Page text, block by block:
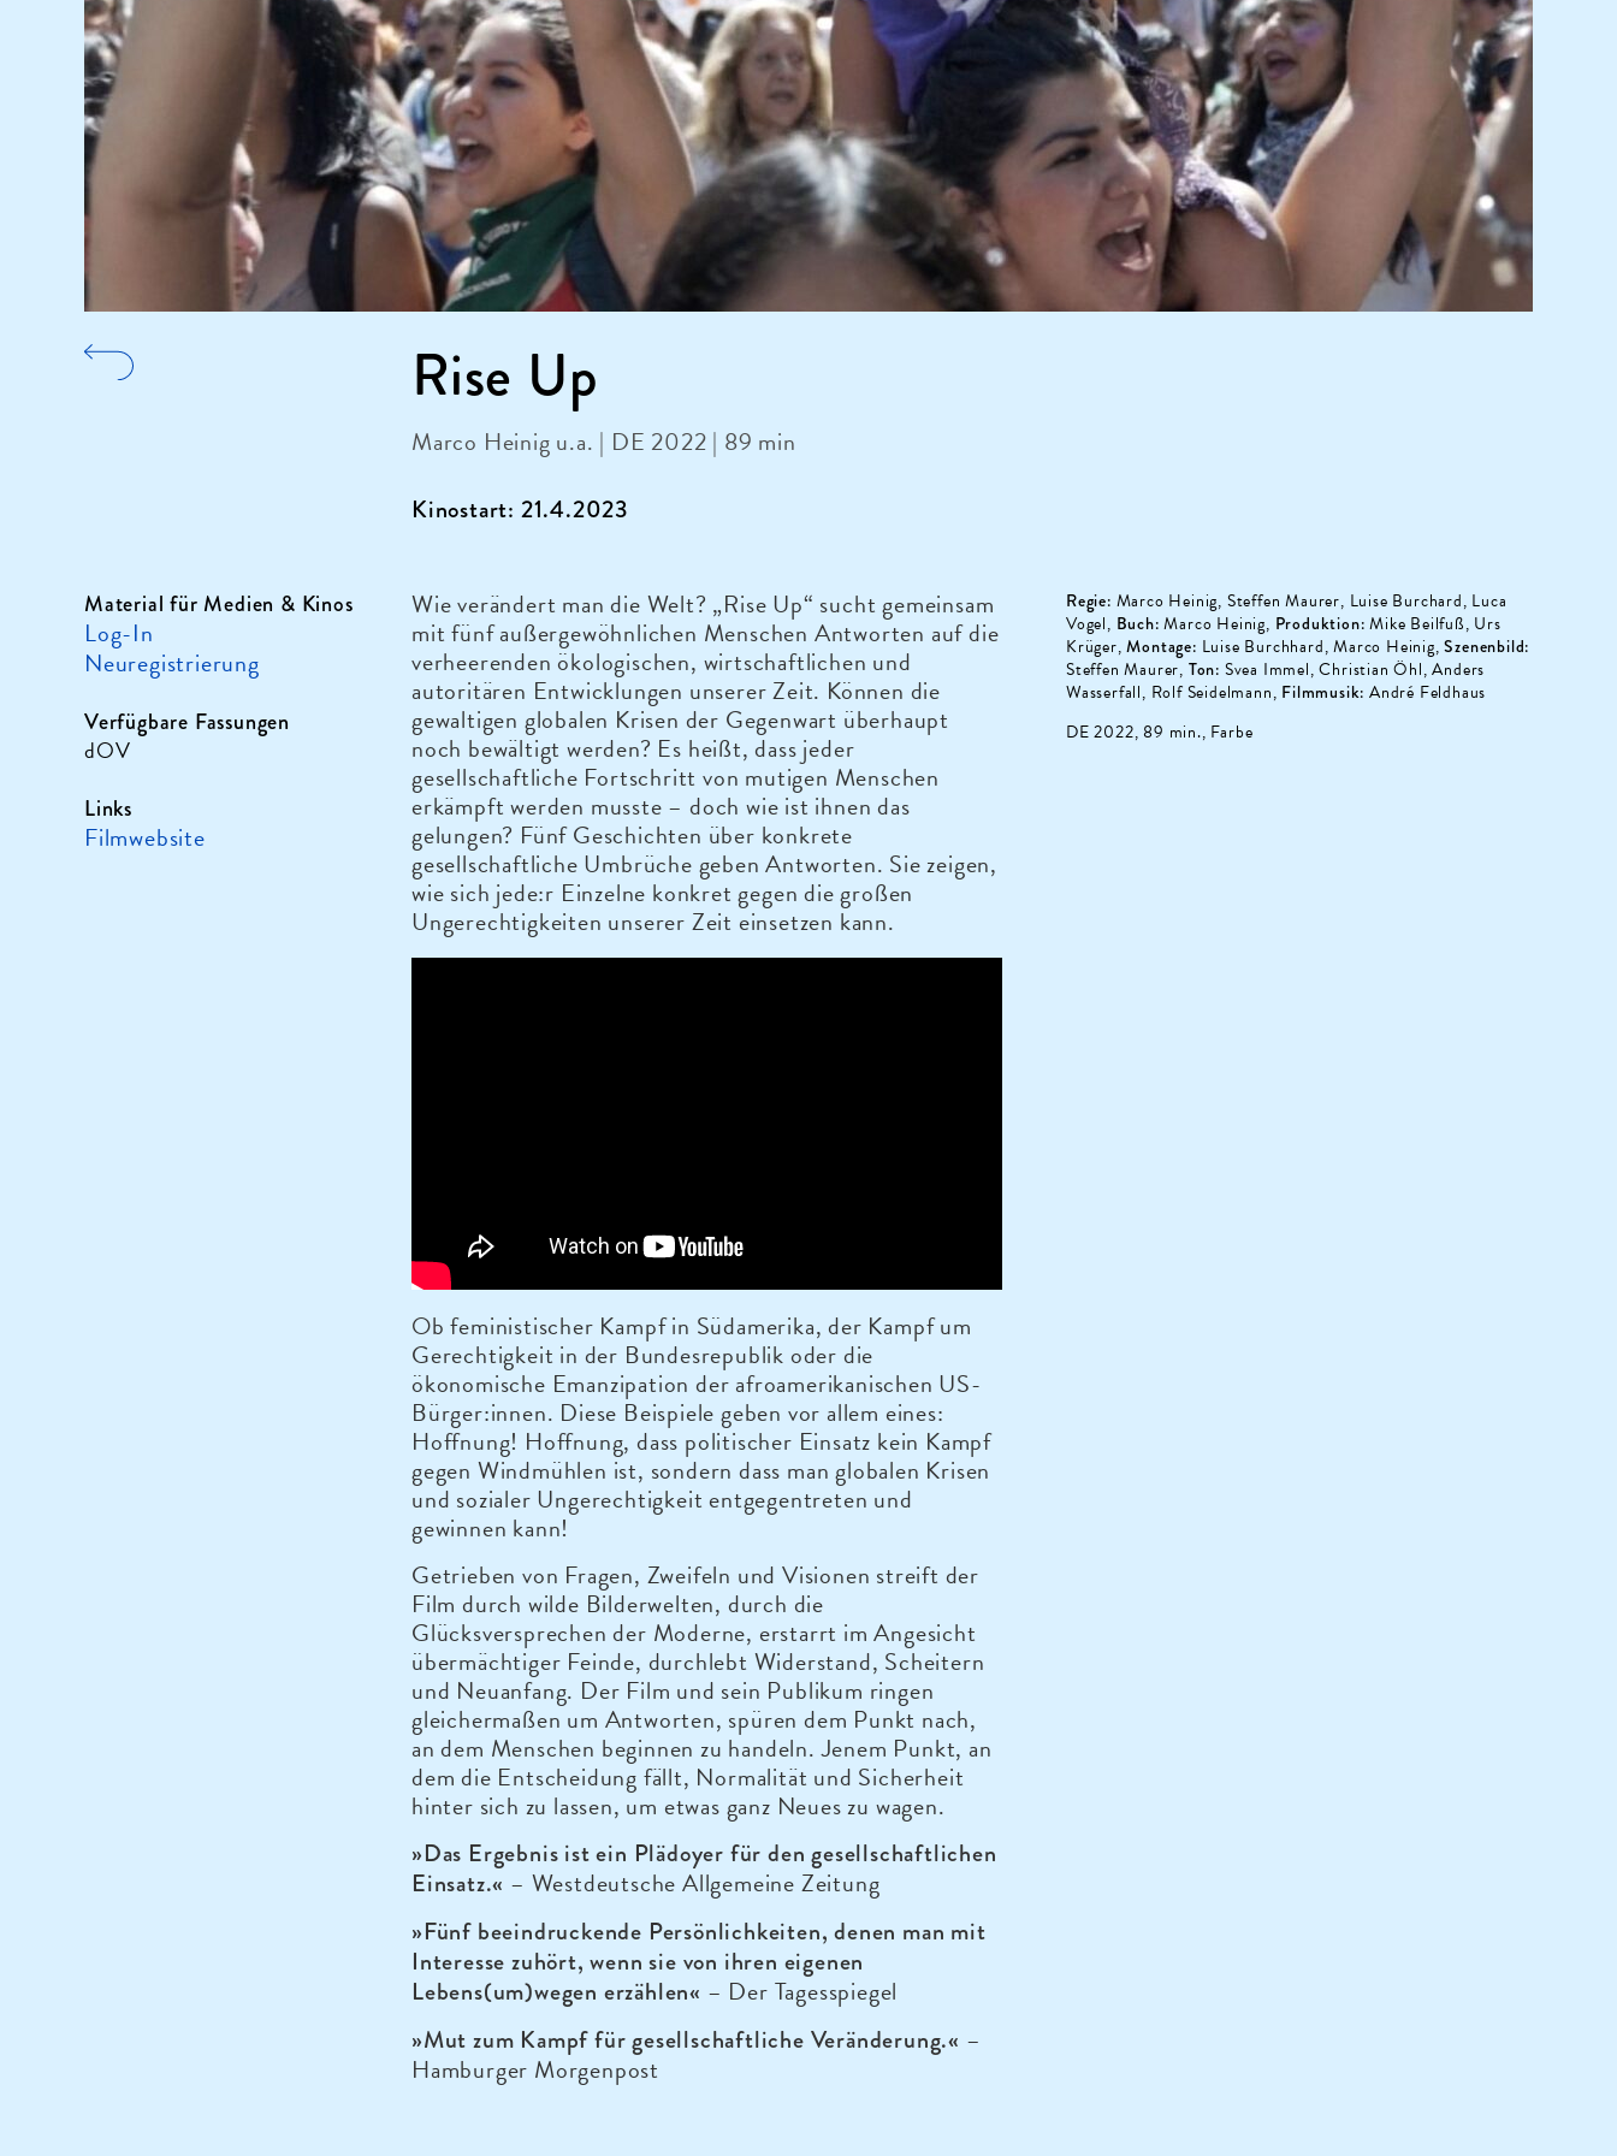
Rise Up
Marco Heinig u.a. | DE 2022 | 89 min
Kinostart: 21.4.2023
Material für Medien & Kinos
Log-In
Neuregistrierung
Verfügbare Fassungen
dOV
Links
Filmwebsite
Wie verändert man die Welt? „Rise Up“ sucht gemeinsam
mit fünf außergewöhnlichen Menschen Antworten auf die
verheerenden ökologischen, wirtschaftlichen und
autoritären Entwicklungen unserer Zeit. Können die
gewaltigen globalen Krisen der Gegenwart überhaupt
noch bewältigt werden? Es heißt, dass jeder
gesellschaftliche Fortschritt von mutigen Menschen
erkämpft werden musste – doch wie ist ihnen das
gelungen? Fünf Geschichten über konkrete
gesellschaftliche Umbrüche geben Antworten. Sie zeigen,
wie sich jede:r Einzelne konkret gegen die großen
Ungerechtigkeiten unserer Zeit einsetzen kann.
Ob feministischer Kampf in Südamerika, der Kampf um
Gerechtigkeit in der Bundesrepublik oder die
ökonomische Emanzipation der afroamerikanischen US-
Bürger:innen. Diese Beispiele geben vor allem eines:
Hoffnung! Hoffnung, dass politischer Einsatz kein Kampf
gegen Windmühlen ist, sondern dass man globalen Krisen
und sozialer Ungerechtigkeit entgegentreten und
gewinnen kann!
Getrieben von Fragen, Zweifeln und Visionen streift der
Film durch wilde Bilderwelten, durch die
Glücksversprechen der Moderne, erstarrt im Angesicht
übermächtiger Feinde, durchlebt Widerstand, Scheitern
und Neuanfang. Der Film und sein Publikum ringen
gleichermaßen um Antworten, spüren dem Punkt nach,
an dem Menschen beginnen zu handeln. Jenem Punkt, an
dem die Entscheidung fällt, Normalität und Sicherheit
hinter sich zu lassen, um etwas ganz Neues zu wagen.
»Das Ergebnis ist ein Plädoyer für den gesellschaftlichen
Einsatz.« – Westdeutsche Allgemeine Zeitung
»Fünf beeindruckende Persönlichkeiten, denen man mit
Interesse zuhört, wenn sie von ihren eigenen
Lebens(um)wegen erzählen« – Der Tagesspiegel
»Mut zum Kampf für gesellschaftliche Veränderung.« –
Hamburger Morgenpost
Regie: Marco Heinig, Steffen Maurer, Luise Burchard, Luca
Vogel, Buch: Marco Heinig, Produktion:Mike Beilfuß, Urs
Krüger,Montage: Luise Burchhard, Marco Heinig,Szenenbild:
Steffen Maurer, Ton: Svea Immel, Christian Öhl, Anders
Wasserfall, Rolf Seidelmann, Filmmusik: André Feldhaus
DE 2022, 89 min., Farbe